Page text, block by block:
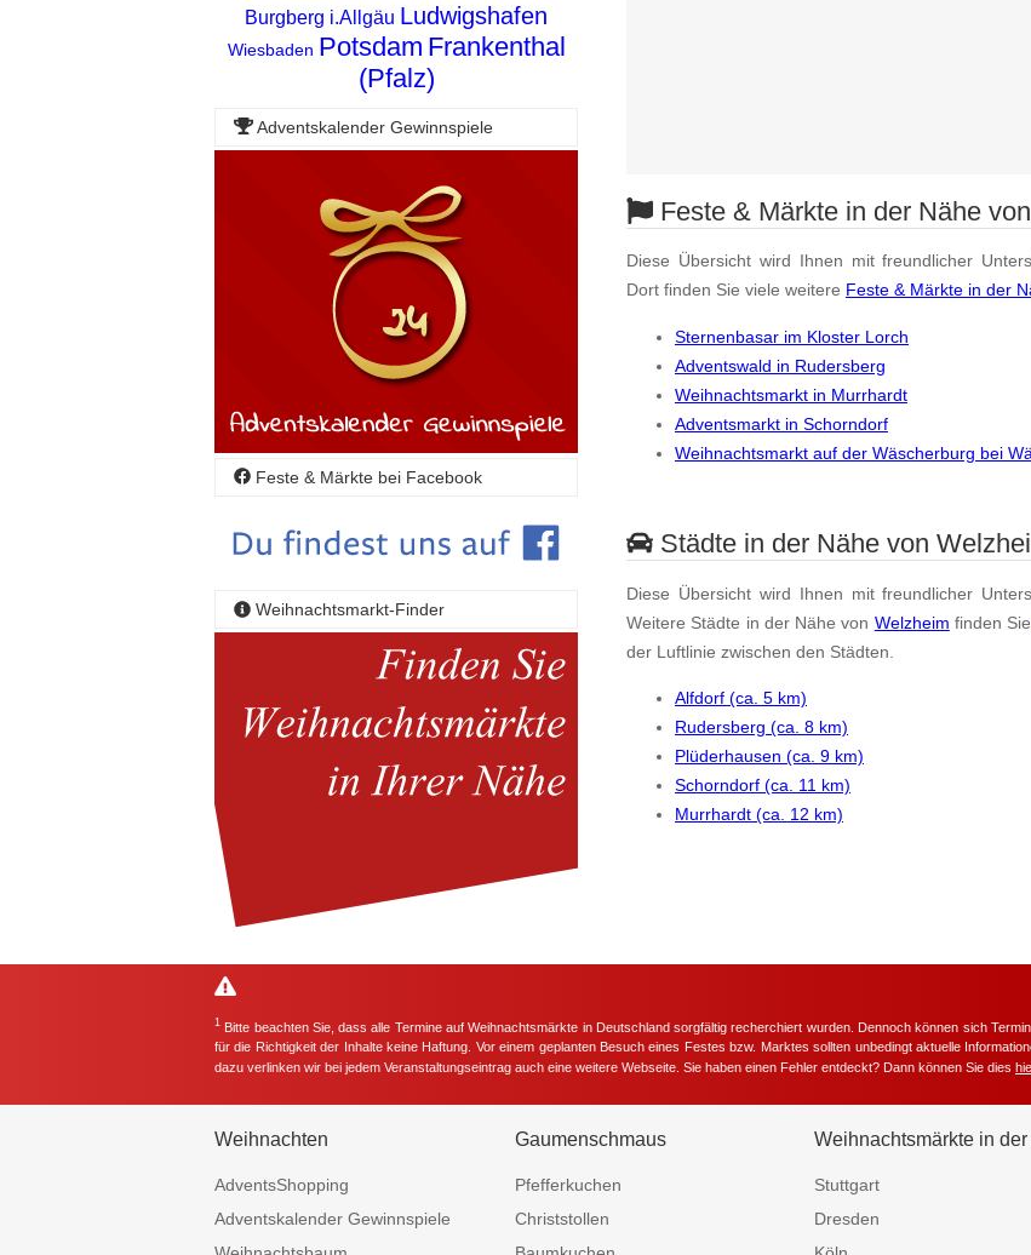
Feste & Märkte in der Nähe
Diese Übersicht wird Ihnen mit freundlicher
Dort finden Sie viele weitere Feste & Märkte in der
Sternenbasar im Kloster Lorch
Adventswald in Rudersberg
Weihnachtsmarkt in Murrhardt
Adventsmarkt in Schorndorf
Weihnachtsmarkt auf der Wäscherburg bei
Städte in der Nähe von
Diese Übersicht wird Ihnen mit freundlicher
Weitere Städte in der Nähe von Welzheim finden Sie
der Luftlinie zwischen den Städten.
Alfdorf (ca. 5 km)
Rudersberg (ca. 8 km)
Plüderhausen (ca. 9 km)
Schorndorf (ca. 11 km)
Murrhardt (ca. 12 km)
Burgberg i.Allgäu Ludwigshafen
Wiesbaden Potsdam Frankenthal
(Pfalz)
Adventskalender Gewinnspiele
Feste & Märkte bei Facebook
Weihnachtsmarkt-Finder
1 Bitte beachten Sie, dass alle Termine auf Weihnachtsmärkte in Deutschland sorgfältig recherchiert wurden. Dennoch können sich
für die Richtigkeit der Inhalte keine Haftung. Vor einem geplanten Besuch eines Festes bzw. Marktes sollten unbedingt aktuelle
dazu verlinken wir bei jedem Veranstaltungseintrag auch eine weitere Webseite. Sie haben einen Fehler entdeckt? Dann können Sie dies
Weihnachten
AdventsShopping
Adventskalender Gewinnspiele
Gaumenschmaus
Pfefferkuchen
Christstollen
Weihnachtsmärkte in
Stuttgart
Dresden